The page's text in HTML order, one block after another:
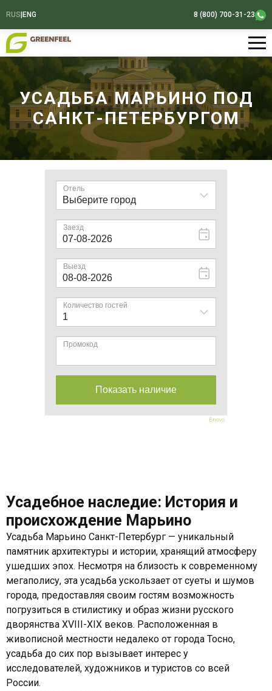
RUS ENG 8 (800) 700-31-23
УСАДЬБА МАРЬИНО ПОД
САНКТ-ПЕТЕРБУРГОМ
Bnovo
Усадебное наследие: История и
происхождение Марьино
Усадьба Марьино Санкт-Петербург — уникальный
памятник архитектуры и истории, хранящий атмосферу
ушедших эпох. Несмотря на близость к современному
мегаполису, эта усадьба ускользает от суеты и шумов
города, предоставляя своим гостям возможность
погрузиться в стилистику и образ жизни русского
дворянства XVIII-XIX веков. Расположенная в
живописной местности недалеко от города Тосно,
усадьба до сих пор вызывает интерес у
исследователей, художников и туристов со всей
России.